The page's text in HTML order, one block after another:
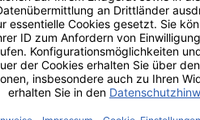
& Nachhaltig: Diese Fusselrolle
nötig
und Unterwegs: Große Rolle
Tierhaare und Fusseln
für Tierhaare: Der klebende Belag
Teppichen auf
Tischstaubsauger: Die große